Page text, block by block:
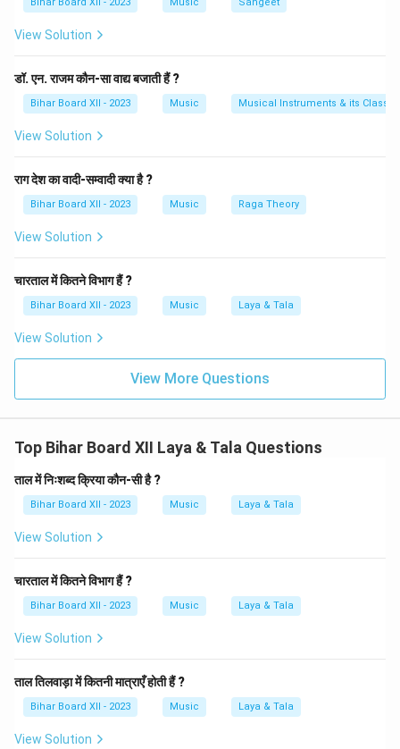
दर्शाती हैं।
View Solution
डॉ. एन. राजम कौन-सा वाद्य बजाती हैं ?
Bihar Board XII - 2023 Music Musical Instruments & its
View Solution
राग देश का वादी-सम्वादी क्या है ?
Bihar Board XII - 2023 Music Raga Theory
View Solution
चारताल में कितने विभाग हैं ?
Bihar Board XII - 2023 Music Laya & Tala
View Solution
View More Questions
Top Bihar Board XII Laya & Tala Questions
ताल में निःशब्द क्रिया कौन-सी है ?
Bihar Board XII - 2023 Music Laya & Tala
View Solution
चारताल में कितने विभाग हैं ?
Bihar Board XII - 2023 Music Laya & Tala
View Solution
ताल तिलवाड़ा में कितनी मात्राएँ होती हैं ?
Bihar Board XII - 2023 Music Laya & Tala
View Solution